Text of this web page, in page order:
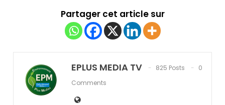
Partager cet article sur
EPLUS MEDIA TV 825 Posts
0
Comments